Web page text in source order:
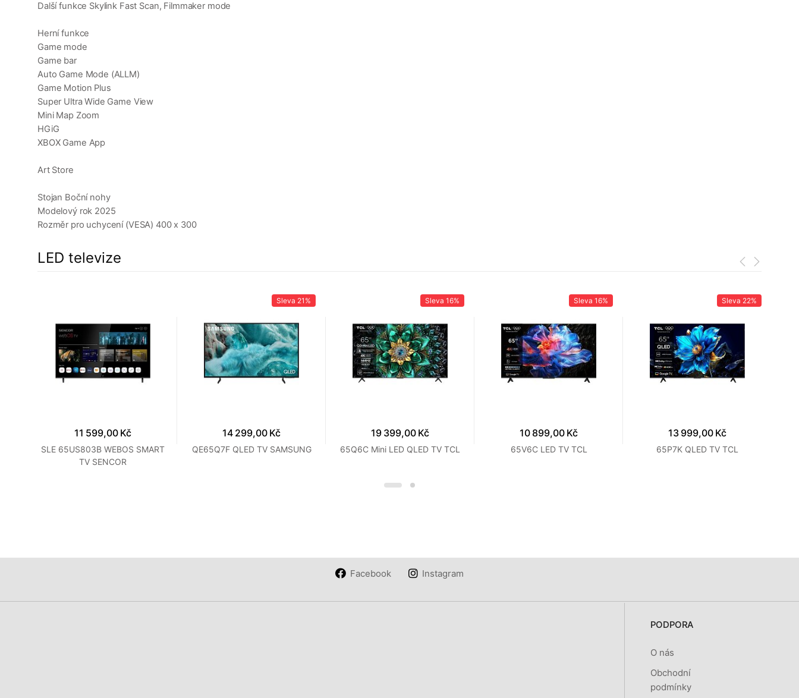
Další funkce Skylink Fast Scan, Filmmaker mode
Herní funkce
Game mode
Game bar
Auto Game Mode (ALLM)
Game Motion Plus
Super Ultra Wide Game View
Mini Map Zoom
HGiG
XBOX Game App
Art Store
Stojan Boční nohy
Modelový rok 2025
Rozměr pro uchycení (VESA) 400 x 300
LED televize
11 599,00 Kč
SLE 65US803B WEBOS SMART
TV SENCOR
Sleva 21%
14 299,00 Kč
QE65Q7F QLED TV SAMSUNG
Sleva 16%
19 399,00 Kč
65Q6C Mini LED QLED TV TCL
Sleva 16%
10 899,00 Kč
65V6C LED TV TCL
Sleva 22%
13 999,00 Kč
65P7K QLED TV TCL
Facebook Instagram
PODPORA
O nás
Obchodní
podmínky